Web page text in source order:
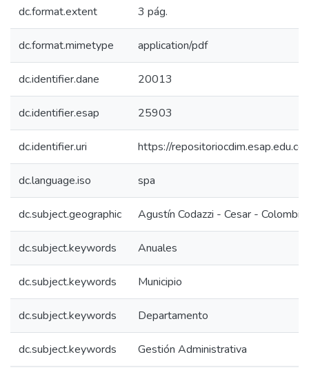
dc.format.extent 3 pág.
dc.format.mimetype application/pdf
dc.identifier.dane 20013
dc.identifier.esap 25903
dc.identifier.uri https://
dc.language.iso spa
dc.subject.geographic Agustín Codazzi - Cesar - Colombia
dc.subject.keywords Anuales
dc.subject.keywords Municipio
dc.subject.keywords Departamento
dc.subject.keywords Gestión Administrativa